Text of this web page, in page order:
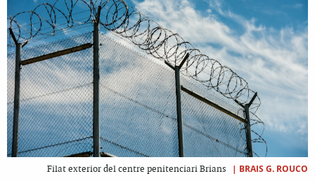
Filat exterior del centre penitenciari Brians | BRAIS G. ROUCO